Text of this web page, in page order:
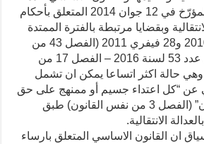
17 لسنة 2014 المؤرّخ في 12 جوان 2014 المتعلق بأحكام
وبقضايا مرتبطة بالفترة الممتدة
بين 17 ديسمبر 2010 و28 فيفري 2011 (الفصل 43 من
القانون الاساسي عدد 53 لسنة 2016 – الفصل 17 من
وهي حالة اكثر اتساعا يمكن ان تشمل
عن “كل اعتداء جسيم أو ممنهج على حق
من حقوق الإنسان” (الفصل 3 من نفس القانون) طبق
الانتقالية.
ان القانون الاساسي المتعلق بارساء